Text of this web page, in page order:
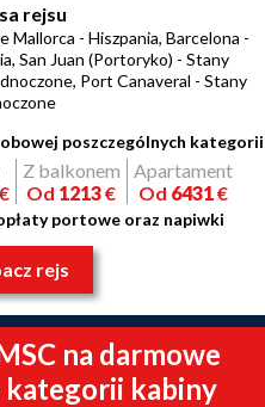
rejsu
Mallorca - Hiszpania, Barcelona -
San Juan (Portoryko) - Stany
Port Canaveral - Stany
poszczególnych kategorii
Z balkonem
Od 1213€
Apartament
Od 6431€
portowe oraz napiwki
rejs
na darmowe
kategorii kabiny